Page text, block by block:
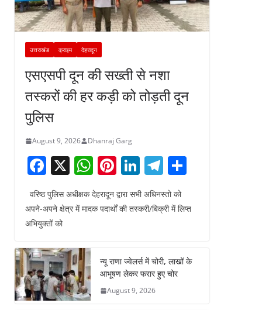
उत्तराखंड क्राइम देहरादून
एसएसपी दून की सख्ती से नशा
तस्करों की हर कड़ी को तोड़ती दून
पुलिस
August 9, 2026 Dhanraj Garg
F
a
c
e
o
o
k
X W
h
at
p
p
Pi
er
Li
n
k
n
T
el
e
m
ar
वरिष्ठ पुलिस अधीक्षक देहरादून द्वारा सभी अधिनस्तो को
अपने-अपने क्षेत्र में मादक पदार्थों की तस्करी/बिक्री में लिप्त
अभियुक्तों को
न्यू राणा ज्वेलर्स में चोरी, लाखों के
आभूषण लेकर फरार हुए चोर
August 9, 2026